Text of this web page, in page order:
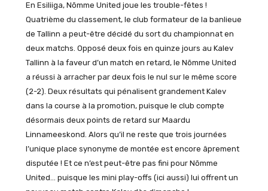
En Esiliiga, Nõmme United joue les trouble-fêtes !
Quatrième du classement, le club formateur de la banlieue
de Tallinn a peut-être décidé du sort du championnat en
deux matchs. Opposé deux fois en quinze jours au Kalev
Tallinn à la faveur d’un match en retard, le Nõmme United
a réussi à arracher par deux fois le nul sur le même score
(2-2). Deux résultats qui pénalisent grandement Kalev
dans la course à la promotion, puisque le club compte
désormais deux points de retard sur Maardu
Linnameeskond. Alors qu’il ne reste que trois journées
l’unique place synonyme de montée est encore âprement
disputée ! Et ce n’est peut-être pas fini pour Nõmme
United… puisque les mini play-offs (ici aussi) lui offrent un